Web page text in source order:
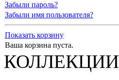
Забыли пароль?
Забыли имя пользователя?
Показать корзину
Ваша корзина пуста.
КОЛЛЕКЦИИ